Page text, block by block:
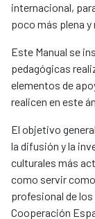
internacional,
poco más plena y
Este Manual se
pedagógicas
elementos de
realicen en este
El objetivo
la difusión y la
culturales más
como servir
profesional de
Cooperación